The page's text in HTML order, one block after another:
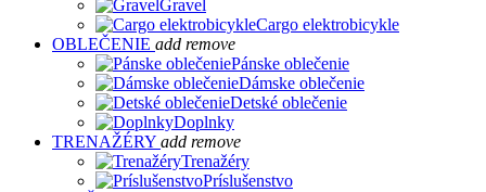
Gravel
Cargo elektrobicykle
OBLEČENIE add remove
Pánske oblečenie
Dámske oblečenie
Detské oblečenie
Doplnky
TRENAŽÉRY add remove
Trenažéry
Príslušenstvo